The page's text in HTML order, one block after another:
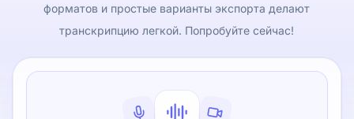
форматов и простые варианты экспорта делают
транскрипцию легкой. Попробуйте сейчас!